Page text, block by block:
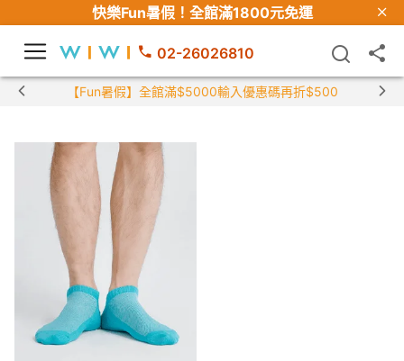
快樂Fun暑假！ 全館滿1800元免運
02-26026810
【Fun暑假】全館滿$5000輸入優惠碼再折$500